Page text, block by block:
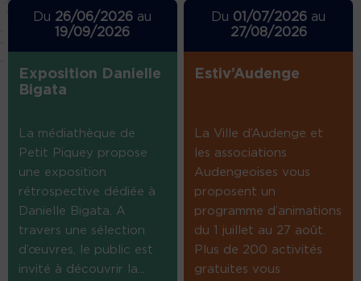
Du 26/06/2026 au
19/09/2026
Exposition Danielle
Bigata
La médiathèque de
Petit Piquey propose
une exposition
rétrospective dédiée à
Danielle Bigata. A
travers une sélection
d’œuvres, le public est
invité à découvrir la...
Du 01/07/2026 au
27/08/2026
Estiv’Audenge
La Ville d’Audenge et
les associations
Audengeoises vous
proposent un
programme d’animations
du 1 juillet au 27 août.
Plus de 200 activités
gratuites vous